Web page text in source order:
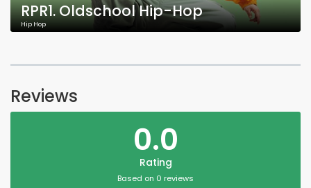
RPR1. Oldschool Hip-Hop
Hip Hop
Reviews
0.0
Rating
Based on 0 reviews